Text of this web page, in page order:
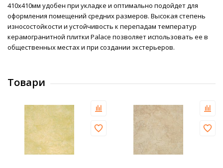
410х410мм удобен при укладке и оптимально подойдет для
оформления помещений средних размеров. Высокая степень
износостойкости и устойчивость к перепадам температур
керамогранитной плитки Palace позволяет использовать ее в
общественных местах и при создании экстерьеров.
Товари